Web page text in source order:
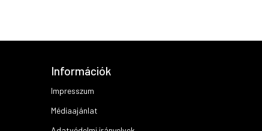
Információk
Impresszum
Médiaajánlat